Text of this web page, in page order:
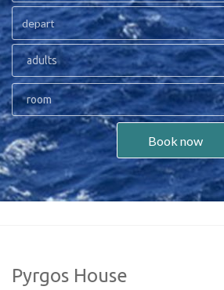
adults
room
Book now
Pyrgos House